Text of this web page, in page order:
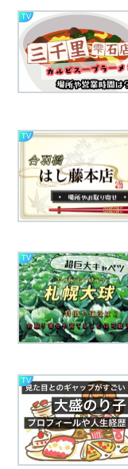
TV
TV
TV
TV